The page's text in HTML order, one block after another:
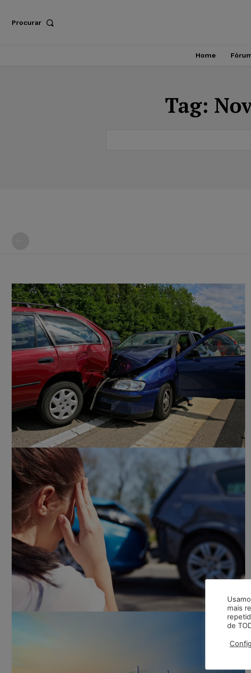
Procurar
Home
Tag:
mais
de